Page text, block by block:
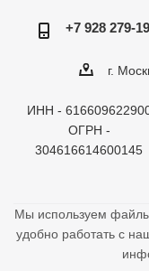
+7 928 279-
г.
ИНН -
ОГРН -
304616614600145
Мы используем
удобно работать с